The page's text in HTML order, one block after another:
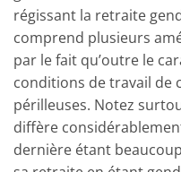
régissant la retraite
comprend plusieurs
par le fait qu’outre le
conditions de travail de
périlleuses. Notez
diffère
dernière étant